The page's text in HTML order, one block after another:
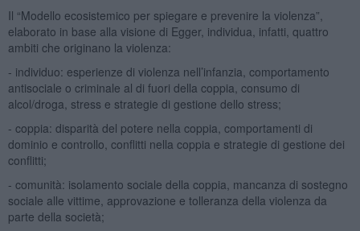
Il “Modello ecosistemico per spiegare e prevenire la violenza”,
elaborato in base alla visione di Egger, individua, infatti, quattro
ambiti che originano la violenza:
- individuo: esperienze di violenza nell’infanzia, comportamento
antisociale o criminale al di fuori della coppia, consumo di
alcol/droga, stress e strategie di gestione dello stress;
- coppia: disparità del potere nella coppia, comportamenti di
dominio e controllo, conflitti nella coppia e strategie di gestione dei
conflitti;
- comunità: isolamento sociale della coppia, mancanza di sostegno
sociale alle vittime, approvazione e tolleranza della violenza da
parte della società;